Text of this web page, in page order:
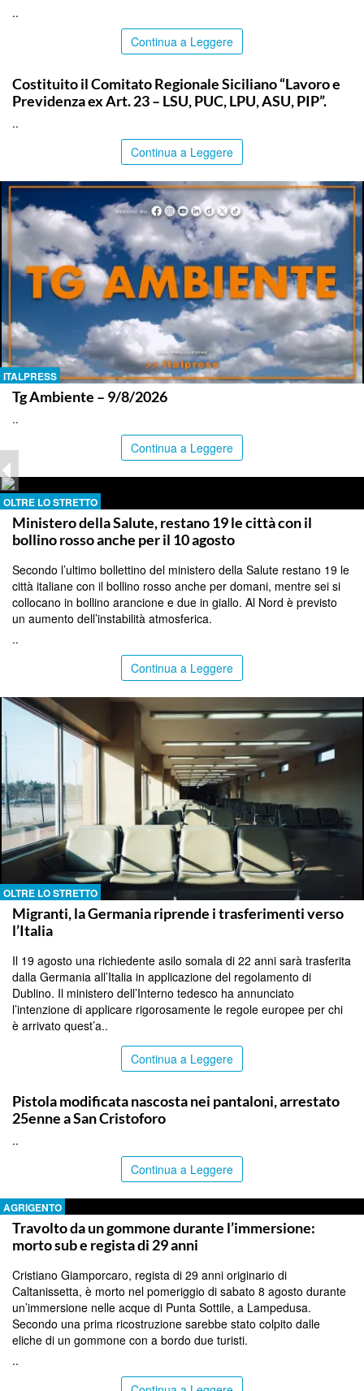
..
Continua a Leggere
Costituito il Comitato Regionale Siciliano “Lavoro e
Previdenza ex Art. 23 – LSU, PUC, LPU, ASU, PIP”.
..
Continua a Leggere
ITALPRESS
Tg Ambiente – 9/8/2026
..
Continua a Leggere
OLTRE LO STRETTO
Ministero della Salute, restano 19 le città con il
bollino rosso anche per il 10 agosto
Secondo l’ultimo bollettino del ministero della Salute restano 19 le
città italiane con il bollino rosso anche per domani, mentre sei si
collocano in bollino arancione e due in giallo. Al Nord è previsto
un aumento dell’instabilità atmosferica.
..
Continua a Leggere
OLTRE LO STRETTO
Migranti, la Germania riprende i trasferimenti verso
l’Italia
Il 19 agosto una richiedente asilo somala di 22 anni sarà trasferita
dalla Germania all’Italia in applicazione del regolamento di
Dublino. Il ministero dell’Interno tedesco ha annunciato
l’intenzione di applicare rigorosamente le regole europee per chi
è arrivato quest’a..
Continua a Leggere
Pistola modificata nascosta nei pantaloni, arrestato
25enne a San Cristoforo
..
Continua a Leggere
AGRIGENTO
Travolto da un gommone durante l’immersione:
morto sub e regista di 29 anni
Cristiano Giamporcaro, regista di 29 anni originario di
Caltanissetta, è morto nel pomeriggio di sabato 8 agosto durante
un’immersione nelle acque di Punta Sottile, a Lampedusa.
Secondo una prima ricostruzione sarebbe stato colpito dalle
eliche di un gommone con a bordo due turisti.
..